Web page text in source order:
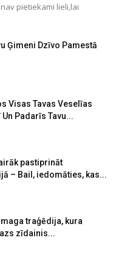
pietiekami lieli,lai
Ģimeni Dzīvo Pamestā
Visas Tavas Veselīas
Padarīs Tavu...
pastiprināt
– Bail, iedomāties, kas...
traģēdija, kura
zīdainis...